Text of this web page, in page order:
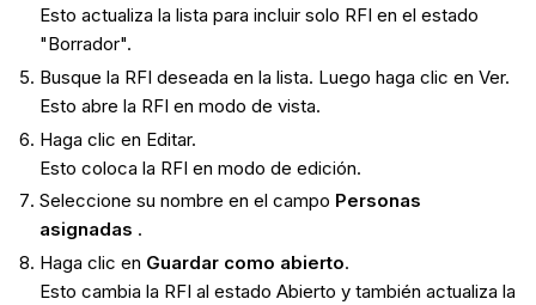
Esto actualiza la lista para incluir solo RFI en el estado
"Borrador".
Busque la RFI deseada en la lista. Luego haga clic en Ver.
Esto abre la RFI en modo de vista.
Haga clic en Editar.
Esto coloca la RFI en modo de edición.
Seleccione su nombre en el campo Personas
asignadas .
Haga clic en Guardar como abierto.
Esto cambia la RFI al estado Abierto y también actualiza la